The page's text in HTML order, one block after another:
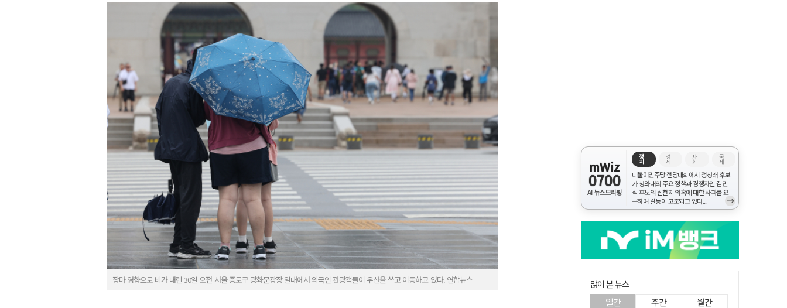
장마 영향으로 비가 내린 30일 오전 서울 종로구 광화문광장 일대에서 외국인 관광객들이 우산을 쓰고 이동하고 있다. 연합뉴스
mWiz
0700
AI 뉴스브리핑
정
치
경
제
사
회
국
제
더불어민주당 전당대회에서 정청래 후보
가 청와대의 주요 정책과 경쟁자인 김민
석 후보의 신천지 의혹에 대한 사과를 요
구하며 갈등이 고조되고 있다...
→
많이 본 뉴스
일간 주간 월간